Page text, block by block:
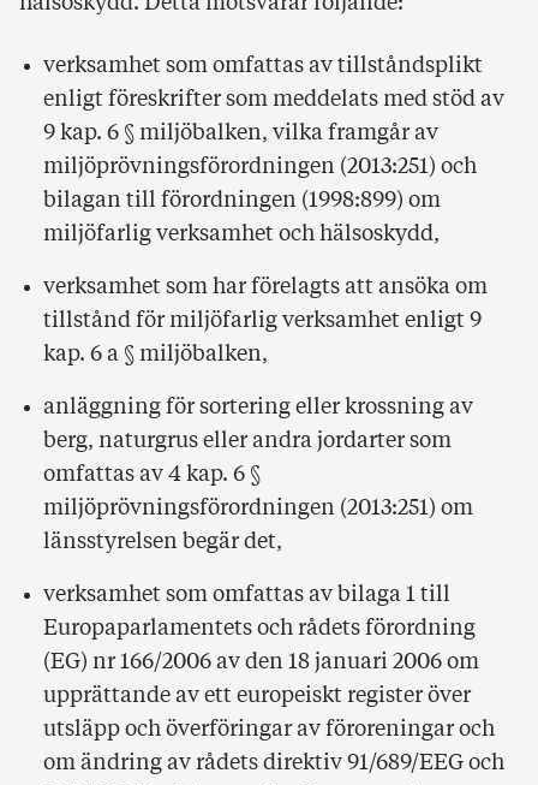
verksamhet som omfattas av tillståndsplikt
enligt föreskrifter som meddelats med stöd av
9 kap. 6 § miljöbalken, vilka framgår av
miljöprövningsförordningen (2013:251) och
bilagan till förordningen (1998:899) om
miljöfarlig verksamhet och hälsoskydd,
verksamhet som har förelagts att ansöka om
tillstånd för miljöfarlig verksamhet enligt 9
kap. 6 a § miljöbalken,
anläggning för sortering eller krossning av
berg, naturgrus eller andra jordarter som
omfattas av 4 kap. 6 §
miljöprövningsförordningen (2013:251) om
länsstyrelsen begär det,
verksamhet som omfattas av bilaga 1 till
Europaparlamentets och rådets förordning
(EG) nr 166/2006 av den 18 januari 2006 om
upprättande av ett europeiskt register över
utsläpp och överföringar av föroreningar och
om ändring av rådets direktiv 91/689/EEG och